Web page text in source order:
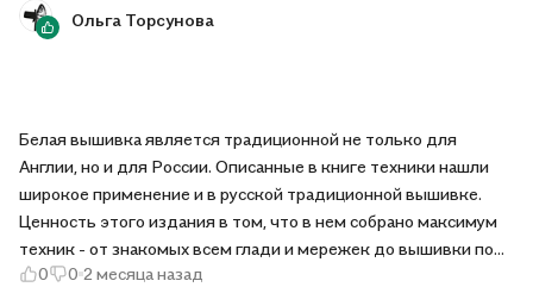
Ольга Торсунова
Белая вышивка является традиционной не только для
Англии, но и для России. Описанные в книге техники нашли
широкое применение и в русской традиционной вышивке.
Ценность этого издания в том, что в нем собрано максимум
техник - от знакомых всем глади и мережек до вышивки по
сетке. Подробно разобрано создание вышивки,
0 0 2 месяца назад